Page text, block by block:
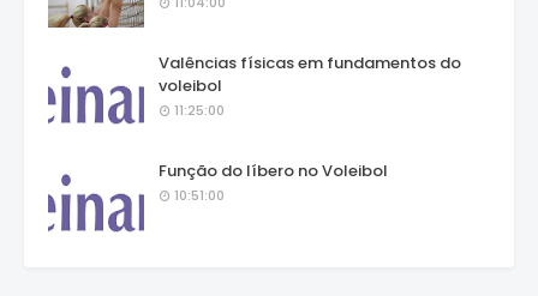
Valências físicas em fundamentos do
voleibol
11:25:00
Função do líbero no Voleibol
10:51:00